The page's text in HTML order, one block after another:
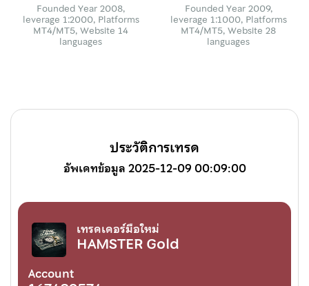
Founded Year 2008,
leverage 1:2000, Platforms
MT4/MT5, Website 14
languages
Founded Year 2009,
leverage 1:1000, Platforms
MT4/MT5, Website 28
languages
ประวัติการเทรด
อัพเดทข้อมูล 2025-12-09 00:09:00
เทรดเดอร์มือใหม่
HAMSTER Gold
Account